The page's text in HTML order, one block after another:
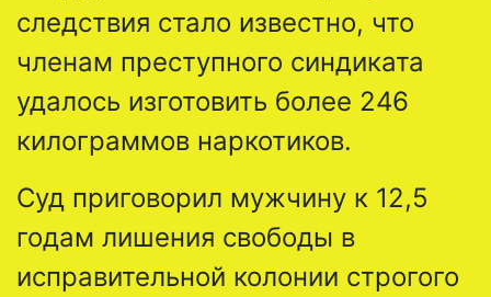
следствия стало известно, что
членам преступного синдиката
удалось изготовить более 246
килограммов наркотиков.
Суд приговорил мужчину к 12,5
годам лишения свободы в
исправительной колонии строгого